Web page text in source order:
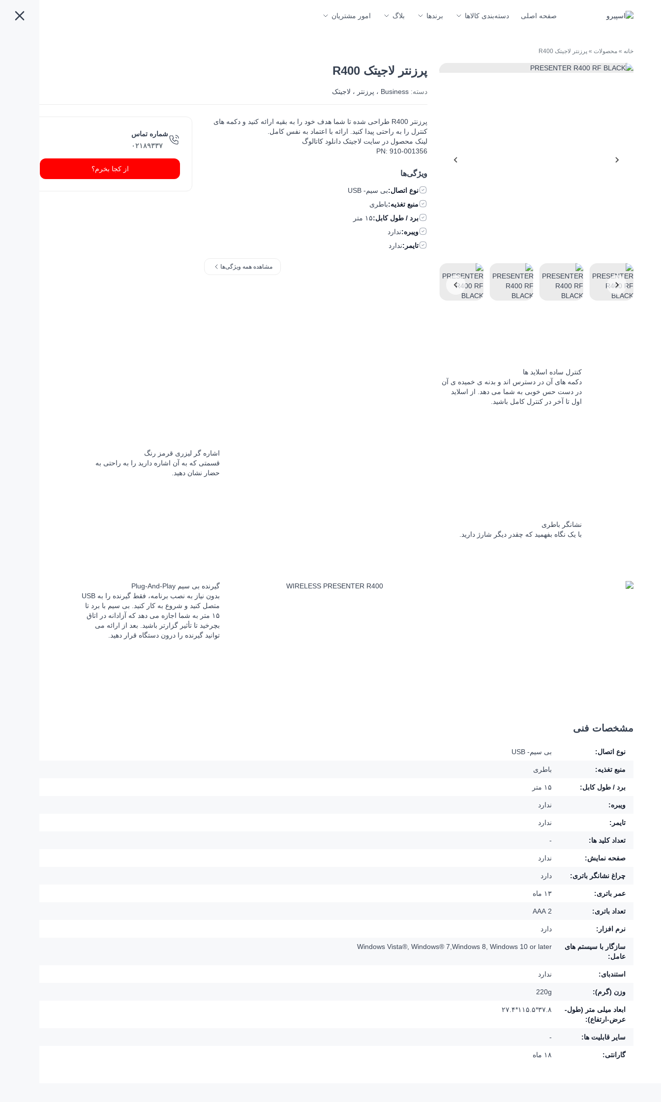
صفحه اصلی دسته‌بندی کالاها برندها بلاگ امور مشتریان
خانه » محصولات » پرزنتر لاجیتک R400
پرزنتر لاجیتک R400
دسته: Business ، پرزنتر ، لاجیتک
پرزنتر R400 طراحی شده تا شما هدف خود را به بقیه ارائه کنید و دکمه های
کنترل را به راحتی پیدا کنید. ارائه با اعتماد به نفس کامل.
لینک محصول در سایت لاجیتک دانلود کاتالوگ
PN: 910-001356
ویژگی‌ها
نوع اتصال:بی سیم- USB
منبع تغذیه:باطری
برد / طول کابل:۱۵ متر
ویبره:ندارد
تایمر:ندارد
مشاهده همه ویژگی‌ها
شماره تماس
۰۲۱۸۹۳۳۷
از کجا بخرم؟
کنترل ساده اسلاید ها
دکمه های آن در دسترس اند و بدنه ی خمیده ی آن
در دست حس خوبی به شما می دهد. از اسلاید
اول تا آخر در کنترل کامل باشید.
اشاره گر لیزری قرمز رنگ
قسمتی که به آن اشاره دارید را به راحتی به
حضار نشان دهید.
نشانگر باطری
با یک نگاه بفهمید که چقدر دیگر شارژ دارید.
گیرنده بی سیم Plug-And-Play
بدون نیاز به نصب برنامه، فقط گیرنده را به USB
متصل کنید و شروع به کار کنید. بی سیم با برد تا
۱۵ متر به شما اجازه می دهد که آزادانه در اتاق
بچرخید تا تأثیر گزارتر باشید. بعد از ارائه می
توانید گیرنده را درون دستگاه قرار دهید.
مشخصات فنی
نوع اتصال: بی سیم- USB
منبع تغذیه: باطری
برد / طول کابل: ۱۵ متر
ویبره: ندارد
تایمر: ندارد
تعداد کلید ها: -
صفحه نمایش: ندارد
چراغ نشانگر باتری: دارد
عمر باتری: ۱۳ ماه
تعداد باتری: 2 AAA
نرم افزار: دارد
سازگار با سیستم های
عامل:
Windows Vista®, Windows® 7,Windows 8, Windows 10 or later
استندبای: ندارد
وزن (گرم): 220g
ابعاد میلی متر (طول-
عرض-ارتفاع):
۳۷.۸*۱۱۵.۵*۲۷.۴
سایر قابلیت ها: -
گارانتی: ۱۸ ماه